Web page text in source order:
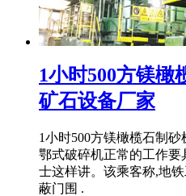
1小时500方镁橄
矿石设备厂家
1小时500方镁橄榄石制
鄂式破碎机正常的工作要
士这样讲。该乘客称,地
蔽门围 .